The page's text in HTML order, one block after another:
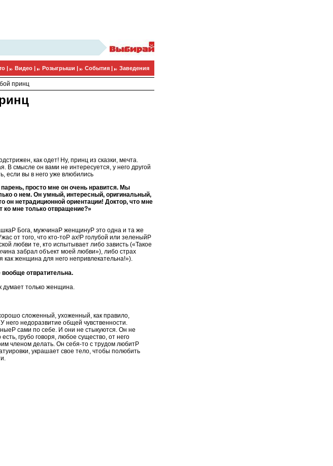
| Видео | Розыгрыши | События | Заведения
принц
как одет! Ну, принц из сказки, мечта.
В смысле он вами не интересуется, у него другой
если вы в него уже влюбились
просто мне он очень нравится. Мы
о нем. Он умный, интересный, оригинальный,
он нетрадиционной ориентации! Доктор, что мне
ко мне только отвращение?»
Бога, мужчинаP женщинуP это одна и та же
от того, что кто-тоP ах!P голубой или зеленыйP
любви те, кто испытывает либо зависть («Такое
забрал объект моей любви»), либо страх
как женщина для него непривлекательна!»).
отвратительна.
думает только женщина.
сложенный, ухоженный, как правило,
него недоразвитие общей чувственности.
сами по себе. И они не стыкуются. Он не
грубо говоря, любое существо, от него
членом делать. Он себя-то с трудом любитP
украшает свое тело, чтобы полюбить